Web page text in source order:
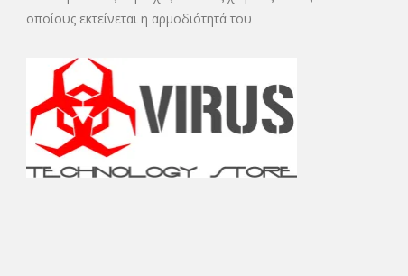
οποίους εκτείνεται η αρμοδιότητά του